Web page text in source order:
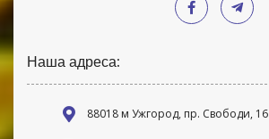
Наша адреса:
88018 м Ужгород, пр. Свободи, 16